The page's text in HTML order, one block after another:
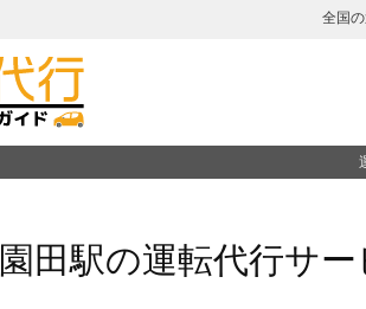
全国
園田駅の運転代行サ